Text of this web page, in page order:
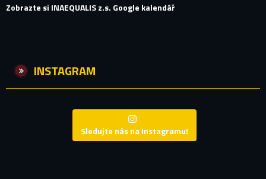
Zobrazte si INAEQUALIS z.s. Google kalendář
INSTAGRAM
Sledujte nás na Instagramu!